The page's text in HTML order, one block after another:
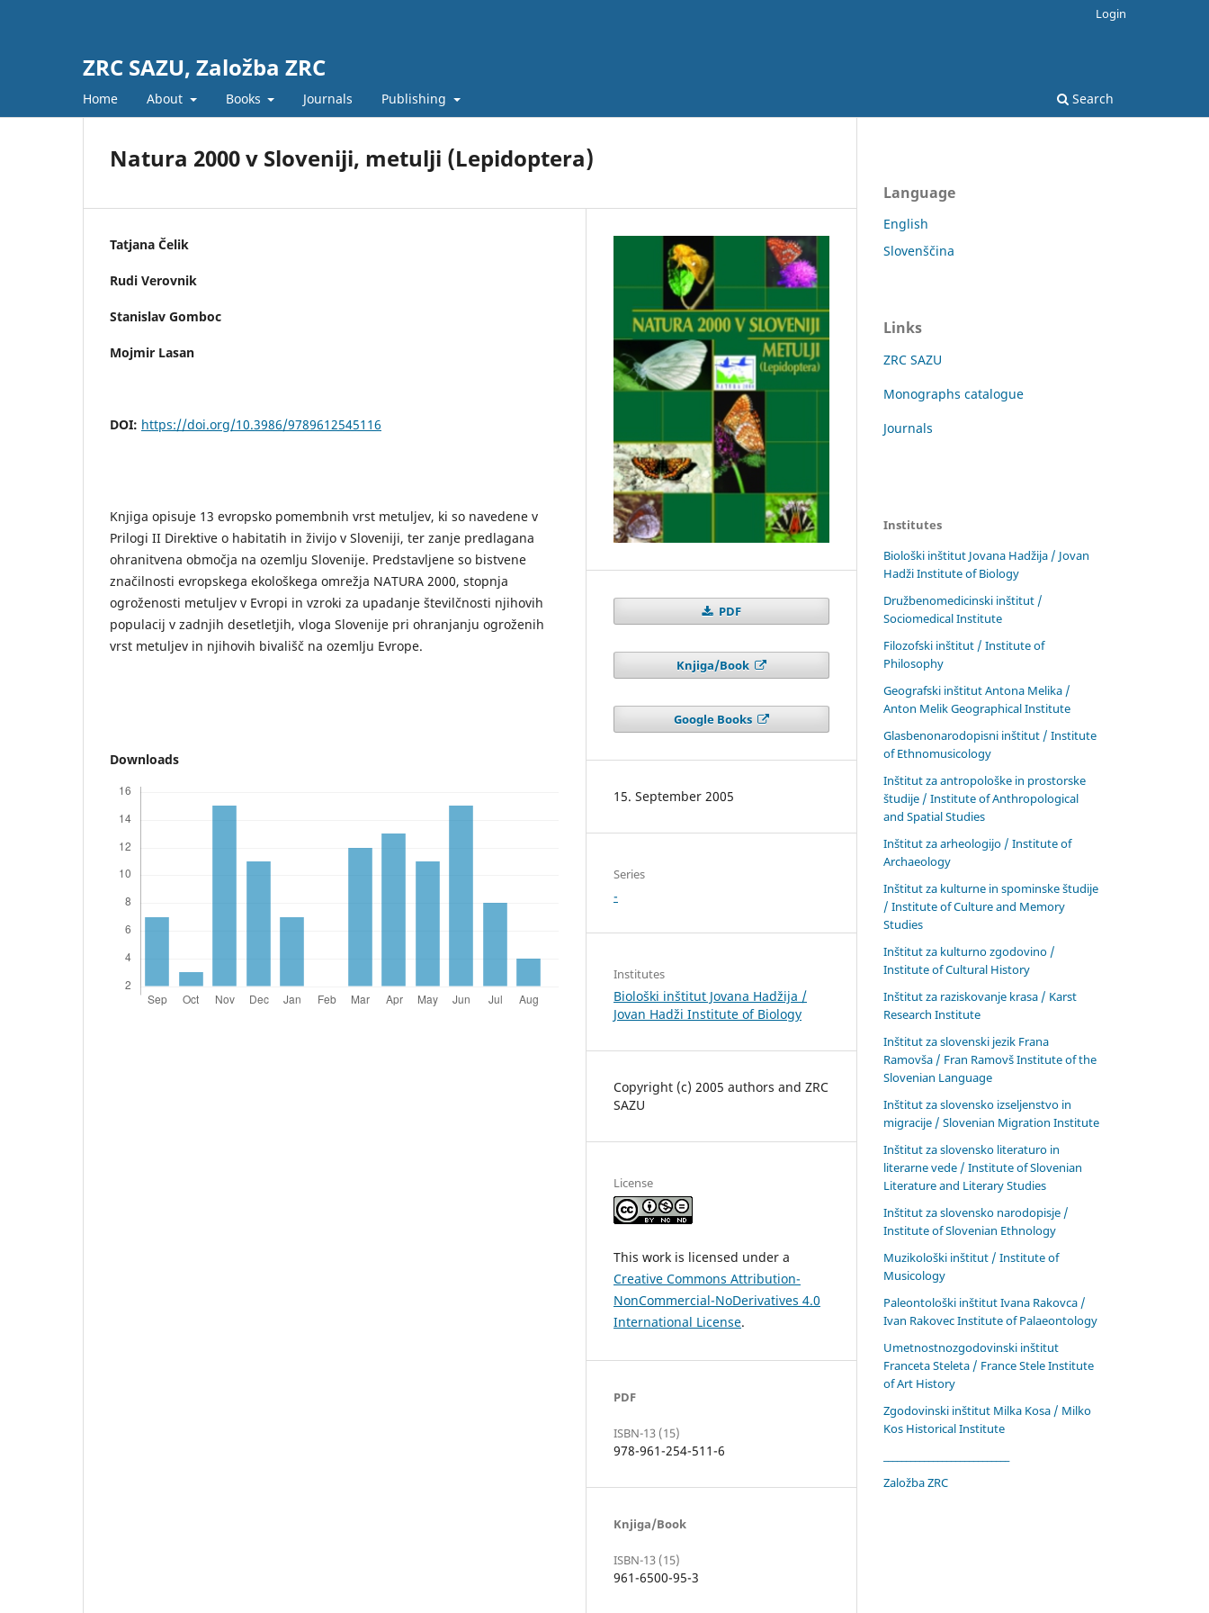
ZRC SAZU, Založba ZRC
Home About Books Journals Publishing Search
Login
Natura 2000 v Sloveniji, metulji (Lepidoptera)
Tatjana Čelik
Rudi Verovnik
Stanislav Gomboc
Mojmir Lasan
DOI: https://doi.org/10.3986/9789612545116
Knjiga opisuje 13 evropsko pomembnih vrst metuljev, ki so navedene v
Prilogi II Direktive o habitatih in živijo v Sloveniji, ter zanje predlagana
ohranitvena območja na ozemlju Slovenije. Predstavljene so bistvene
značilnosti evropskega ekološkega omrežja NATURA 2000, stopnja
ogroženosti metuljev v Evropi in vzroki za upadanje številčnosti njihovih
populacij v zadnjih desetletjih, vloga Slovenije pri ohranjanju ogroženih
vrst metuljev in njihovih bivališč na ozemlju Evrope.
Downloads
PDF
Knjiga/Book
Google Books
15. September 2005
Series
-
Institutes
Biološki inštitut Jovana Hadžija /
Jovan Hadži Institute of Biology
Copyright (c) 2005 authors and ZRC
SAZU
License
This work is licensed under a
Creative Commons Attribution-
NonCommercial-NoDerivatives 4.0
International License.
PDF
ISBN-13 (15)
978-961-254-511-6
Knjiga/Book
ISBN-13 (15)
961-6500-95-3
Language
English
Slovenščina
Links
ZRC SAZU
Monographs catalogue
Journals
Institutes
Biološki inštitut Jovana Hadžija / Jovan
Hadži Institute of Biology
Družbenomedicinski inštitut /
Sociomedical Institute
Filozofski inštitut / Institute of
Philosophy
Geografski inštitut Antona Melika /
Anton Melik Geographical Institute
Glasbenonarodopisni inštitut / Institute
of Ethnomusicology
Inštitut za antropološke in prostorske
študije / Institute of Anthropological
and Spatial Studies
Inštitut za arheologijo / Institute of
Archaeology
Inštitut za kulturne in spominske študije
/ Institute of Culture and Memory
Studies
Inštitut za kulturno zgodovino /
Institute of Cultural History
Inštitut za raziskovanje krasa / Karst
Research Institute
Inštitut za slovenski jezik Frana
Ramovša / Fran Ramovš Institute of the
Slovenian Language
Inštitut za slovensko izseljenstvo in
migracije / Slovenian Migration Institute
Inštitut za slovensko literaturo in
literarne vede / Institute of Slovenian
Literature and Literary Studies
Inštitut za slovensko narodopisje /
Institute of Slovenian Ethnology
Muzikološki inštitut / Institute of
Musicology
Paleontološki inštitut Ivana Rakovca /
Ivan Rakovec Institute of Palaeontology
Umetnostnozgodovinski inštitut
Franceta Steleta / France Stele Institute
of Art History
Zgodovinski inštitut Milka Kosa / Milko
Kos Historical Institute
Založba ZRC